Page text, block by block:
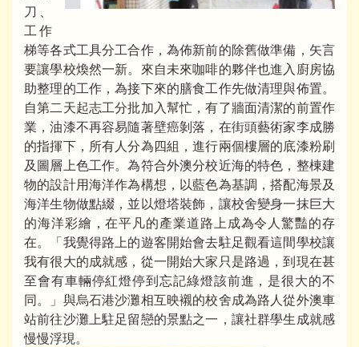
刀、
工作
梯等各式工具分工合作，為佈新前的除舊做準備，矢言
要讓學校煥然一新。來自未來咖啡的夥伴也進入廚房協
助整理的工作，為接下來的膳食工作先做清理與佈置。
自第二天起志工分批加入幫忙，有了牆面清潔的前置作
業，油漆不再容易隨著壁癌剝落，在街頭藝術家李成勝
的指揮下，所有人分為四組，進行兩個樓層的底漆粉刷
及圖層上色工作。為符合外澳分校近海的特色，整棟建
物的設計用海洋作為構想，以藍色為基調，搭配海景及
海洋生物做點綴，並以燈塔裝飾，讓校舍變身一抹巨大
的海洋彩繪，在平凡的產業道路上成為令人驚豔的存
在。「我覺得路上的遊客開始會去駐足觀看這間學校讓
我有很大的成就感，從一開始大家只是路過，到現在甚
至會有車輛停紅燈停到忘記綠燈該前進，是很大的不
同。」與烏石港沙灘相互映襯的校舍成為路人從外澳車
站前往沙灘上駐足留戀的景點之一，讓社群學生成就感
慢慢浮現。